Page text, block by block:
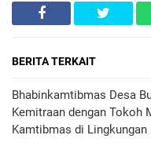
BERITA TERKAIT
Bhabinkamtibmas Desa
Kemitraan dengan Tokoh
Kamtibmas di Lingkungan